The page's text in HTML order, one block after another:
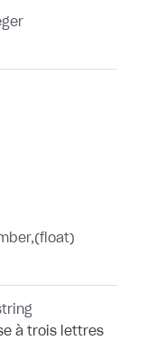
(float)
à trois lettres